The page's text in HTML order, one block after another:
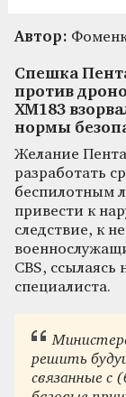
Автор:
Спешка
против
XM183
нормы
Желание
разработать
беспилотным
привести к
следствие, к
CBS,
специалиста.
решить
связанные с